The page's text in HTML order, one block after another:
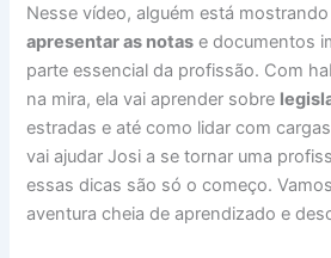
Nesse vídeo, alguém está
apresentar as notas e documentos
parte essencial da profissão. Com
na mira, ela vai aprender sobre
estradas e até como lidar com
vai ajudar Josi a se tornar uma
essas dicas são só o começo.
aventura cheia de aprendizado e